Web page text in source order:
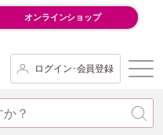
オンラインショップ
ログイン･会員登録